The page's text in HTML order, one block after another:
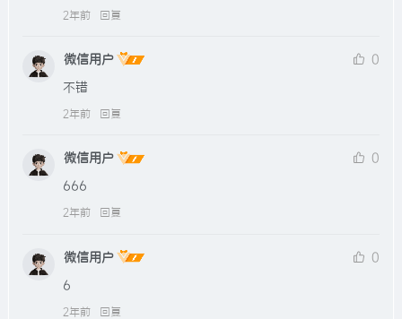
2年前 回复
微信用户
0
不错
2年前 回复
微信用户
0
666
2年前 回复
微信用户
0
6
2年前 回复